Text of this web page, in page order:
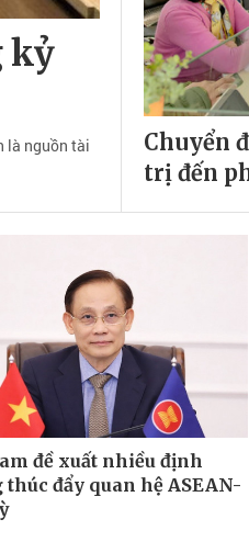
kỷ
là nguồn tài
Chuyển
trị đến
đề xuất nhiều định
đẩy quan hệ ASEAN-